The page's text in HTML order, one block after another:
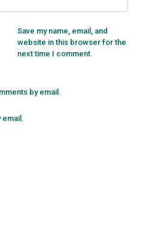
Save my name, email, and
website in this browser for the
next time I comment.
by email.